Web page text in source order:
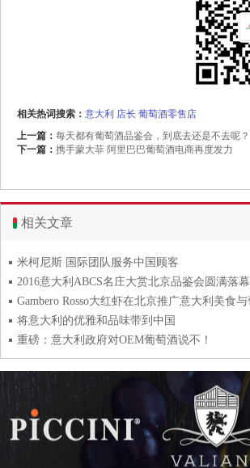
相关热词搜索： 意大利 店长 葡萄酒零售店
上一篇： 每天都有葡萄酒品鉴会，到底去还是不去呢？
下一篇： 携手蒙大菲 阿里巴巴葡萄酒电商再度发力
相关文章
米柯尼斯 国际团队服务中国顾客
2016意大利ABCS名庄大赏北京品鉴会圆满落幕
将意大利的优雅和品味带到中国
重磅：意大利政府对OEM葡萄酒说不！